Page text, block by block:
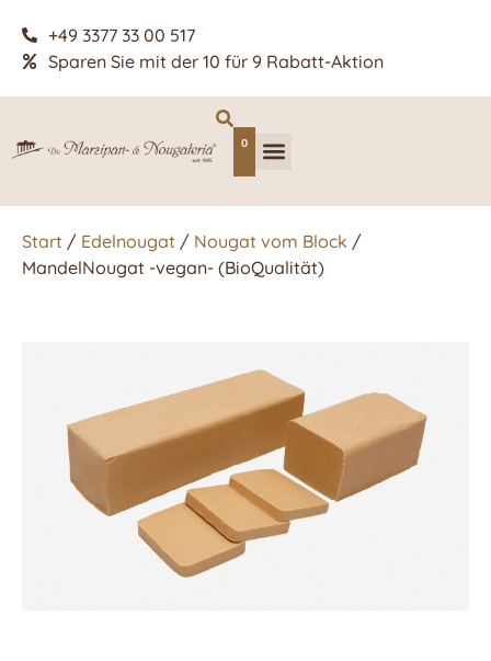
+49 3377 33 00 517
Sparen Sie mit der 10 für 9 Rabatt-Aktion
0
Start / Edelnougat / Nougat vom Block /
MandelNougat -vegan- (BioQualität)